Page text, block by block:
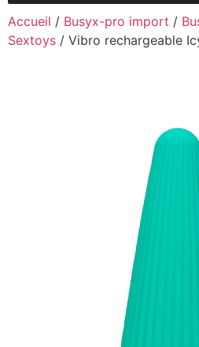
Accueil / Busyx-pro import /
Sextoys / Vibro rechargeable